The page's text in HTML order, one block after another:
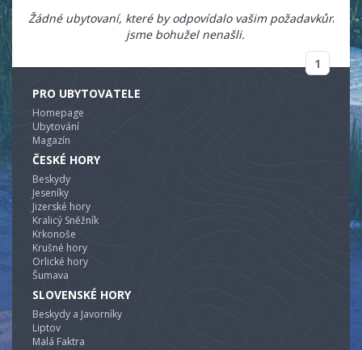
Žádné ubytovaní, které by odpovídalo vašim požadavkům,
jsme bohužel nenašli.
1
PRO UBYTOVATELE
Homepage
Ubytování
Magazín
ČESKÉ HORY
Beskydy
Jeseníky
Jizerské hory
Kralicý Sněžník
Krkonoše
Krušné hory
Orlické hory
Šumava
SLOVENSKÉ HORY
Beskydy a Javorníky
Liptov
Malá Faktra